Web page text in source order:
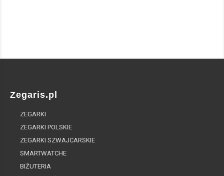
Zegaris.pl
ZEGARKI
ZEGARKI POLSKIE
ZEGARKI SZWAJCARSKIE
SMARTWATCHE
BIŻUTERIA